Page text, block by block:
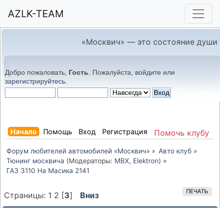
AZLK-TEAM
«Москвич» — это состояние души
Добро пожаловать, Гость . Пожалуйста, войдите или
зарегистрируйтесь
Помочь клубу
Начало Помощь Вход Регистрация
Форум любителей автомобилей «Москвич» » Авто клуб»
Тюнинг москвича (Модераторы: MBX, Elektron) »
ГАЗ 3110 На Масика 2141
ПЕЧАТЬ
Страницы: 1 2 [3] Вниз